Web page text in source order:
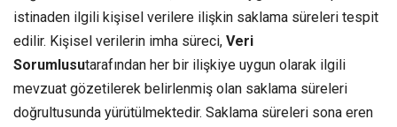
istinaden ilgili kişisel verilere ilişkin saklama süreleri tespit
edilir. Kişisel verilerin imha süreci, Veri
Sorumlusutarafından her bir ilişkiye uygun olarak ilgili
mevzuat gözetilerek belirlenmiş olan saklama süreleri
doğrultusunda yürütülmektedir. Saklama süreleri sona eren